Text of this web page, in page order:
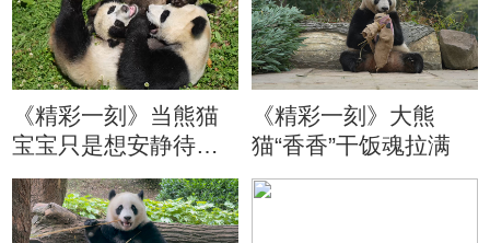
《精彩一刻》当熊猫
宝宝只是想安静待会
儿
《精彩一刻》大熊
猫“香香”干饭魂拉满